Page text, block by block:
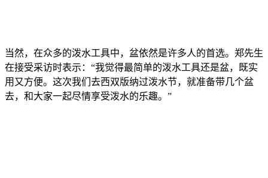
当然，在众多的泼水工具中，盆依然是许多人的首选。郑先生
在接受采访时表示：“我觉得最简单的泼水工具还是盆，既实
用又方便。这次我们去西双版纳过泼水节，就准备带几个盆
去，和大家一起尽情享受泼水的乐趣。”